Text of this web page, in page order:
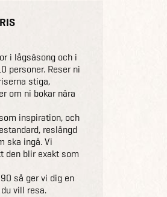
i lågsäsong och i
personer. Reser ni
stiga,
om ni bokar nära
inspiration, och
reslängd
ska ingå. Vi
den blir exakt som
så ger vi dig en
vill resa.